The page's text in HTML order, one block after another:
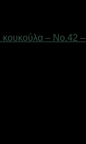
κουκούλα – Νο.42